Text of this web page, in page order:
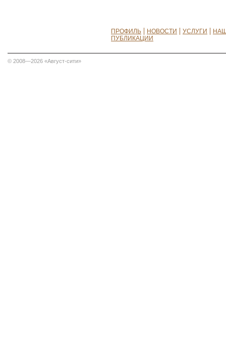
ПРОФИЛЬ НОВОСТИ УСЛУГИ
ПУБЛИКАЦИИ
© 2008—2026 «Август-сити»